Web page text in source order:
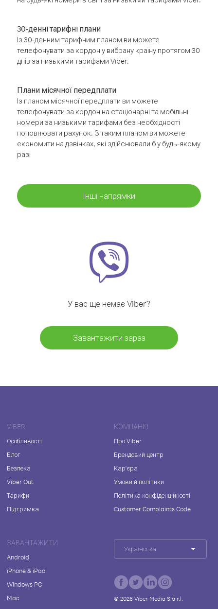
30-денні тарифні плани
Із 30-денним тарифним планом ви можете
телефонувати за кордон у вибрану країну протягом 30
днів за низькими тарифами Viber.
Плани місячної передплати
Із планом місячної передплати ви можете
телефонувати за кордон на стаціонарні та мобільні
номери за низькими тарифами без необхідності
поповнювати рахунок. З таким планом ви можете
економити на дзвінках, які здійснювали б у будь-якому
разі
Інші напрямки
У вас ще немає Viber?
Завантажити зараз
VIBER
Особливості
Блог
Безпека
Viber Out
Тарифи
Підтримка
КОМПАНІЯ
Про Viber
Брендовий центр
Кар'єра
Умови й політики
Політика конфіденційності
Customer Complaints Code
ЗАВАНТАЖИТИ
Android
iPhone & iPad
Windows PC
Mac
Українська
© 2026Viber Media S.à r.l.